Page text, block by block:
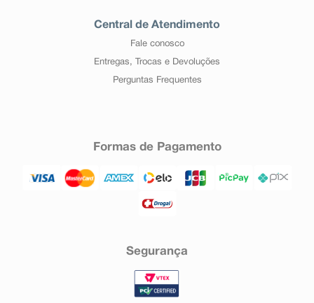
Central de Atendimento
Fale conosco
Entregas, Trocas e Devoluções
Perguntas Frequentes
Formas de Pagamento
Segurança